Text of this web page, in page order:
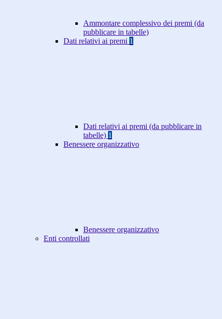
Ammontare complessivo dei premi (da
pubblicare in tabelle)
Dati relativi ai premi 1
Dati relativi ai premi (da pubblicare in
tabelle) 1
Benessere organizzativo
Benessere organizzativo
Enti controllati